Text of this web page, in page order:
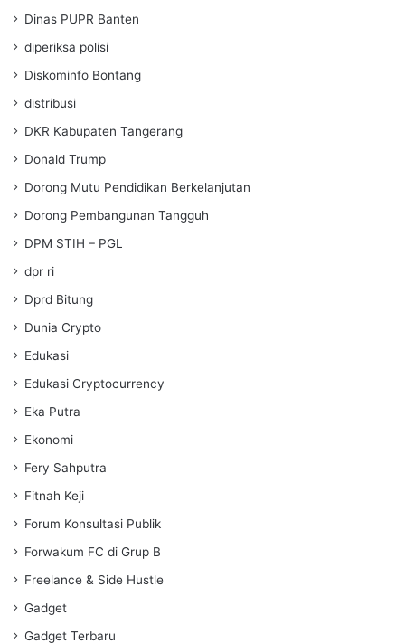
Dinas PUPR Banten
diperiksa polisi
Diskominfo Bontang
distribusi
DKR Kabupaten Tangerang
Donald Trump
Dorong Mutu Pendidikan Berkelanjutan
Dorong Pembangunan Tangguh
DPM STIH – PGL
dpr ri
Dprd Bitung
Dunia Crypto
Edukasi
Edukasi Cryptocurrency
Eka Putra
Ekonomi
Fery Sahputra
Fitnah Keji
Forum Konsultasi Publik
Forwakum FC di Grup B
Freelance & Side Hustle
Gadget
Gadget Terbaru